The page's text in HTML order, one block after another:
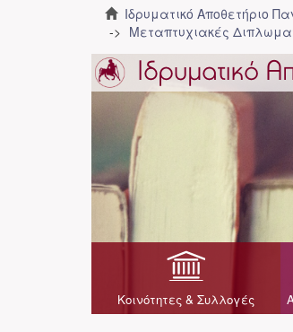
Ιδρυματικό Αποθετήριο
Μεταπτυχιακές
Κοινότητες & Συλλογές